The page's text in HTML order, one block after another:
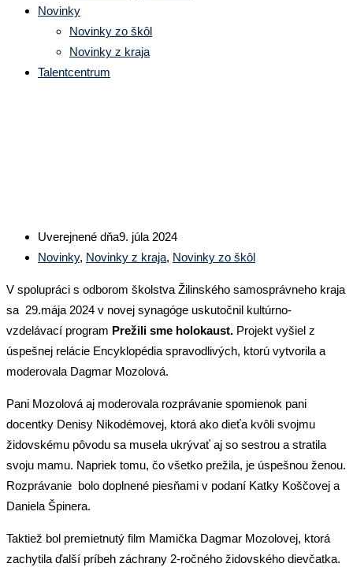
Novinky
Novinky zo škôl
Novinky z kraja
Talentcentrum
Uverejnené dňa9. júla 2024
Novinky, Novinky z kraja, Novinky zo škôl
V spolupráci s odborom školstva Žilinského samosprávneho kraja
sa 29.mája 2024 v novej synagóge uskutočnil kultúrno-
vzdelávací program Prežili sme holokaust. Projekt vyšiel z
úspešnej relácie Encyklopédia spravodlivých, ktorú vytvorila a
moderovala Dagmar Mozolová.
Pani Mozolová aj moderovala rozprávanie spomienok pani
docentky Denisy Nikodémovej, ktorá ako dieťa kvôli svojmu
židovskému pôvodu sa musela ukrývať aj so sestrou a stratila
svoju mamu. Napriek tomu, čo všetko prežila, je úspešnou ženou.
Rozprávanie bolo doplnené piesňami v podaní Katky Koščovej a
Daniela Špinera.
Taktiež bol premietnutý film Mamička Dagmar Mozolovej, ktorá
zachytila ďalší príbeh záchrany 2-ročného židovského dievčatka.